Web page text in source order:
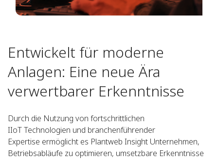
Entwickelt für moderne
Anlagen: Eine neue Ära
verwertbarer Erkenntnisse
Durch die Nutzung von fortschrittlichen
IIoT Technologien und branchenführender
Expertise ermöglicht es Plantweb Insight Unternehmen,
Betriebsabläufe zu optimieren, umsetzbare Erkenntnisse